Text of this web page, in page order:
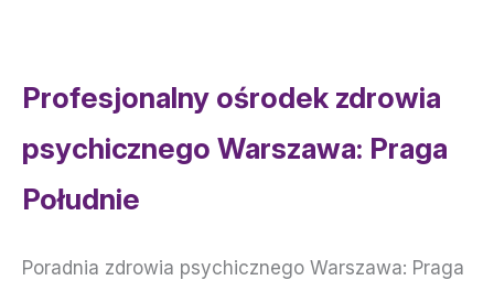
Profesjonalny ośrodek zdrowia
psychicznego Warszawa: Praga
Południe
Poradnia zdrowia psychicznego Warszawa: Praga